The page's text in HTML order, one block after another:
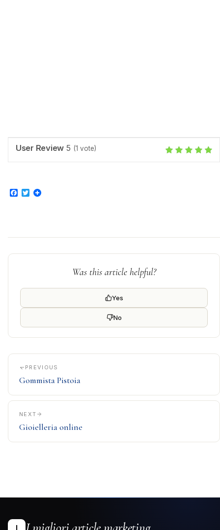
User Review 5 (1 vote)
Facebook
Twitter
Was this article helpful?
Yes
No
PREVIOUS
Gommista Pistoia
NEXT
Gioielleria online
I